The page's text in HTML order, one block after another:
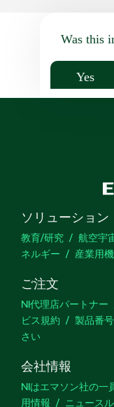
Was this
Yes
ソリューション
教育/研究 航空宇
ネルギー
産業用
ご注文
NI代理店パートナー
ビス規約
製品番
さい
会社情報
NIはエマソン社の一
用情報
ニュース